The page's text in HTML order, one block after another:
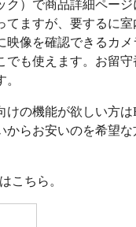
ク）で商品詳細ページ
てますが、要するに
映像を確認できるカ
でも使えます。お留
けの機能が欲しい方は
からお安いのを希望
こちら。